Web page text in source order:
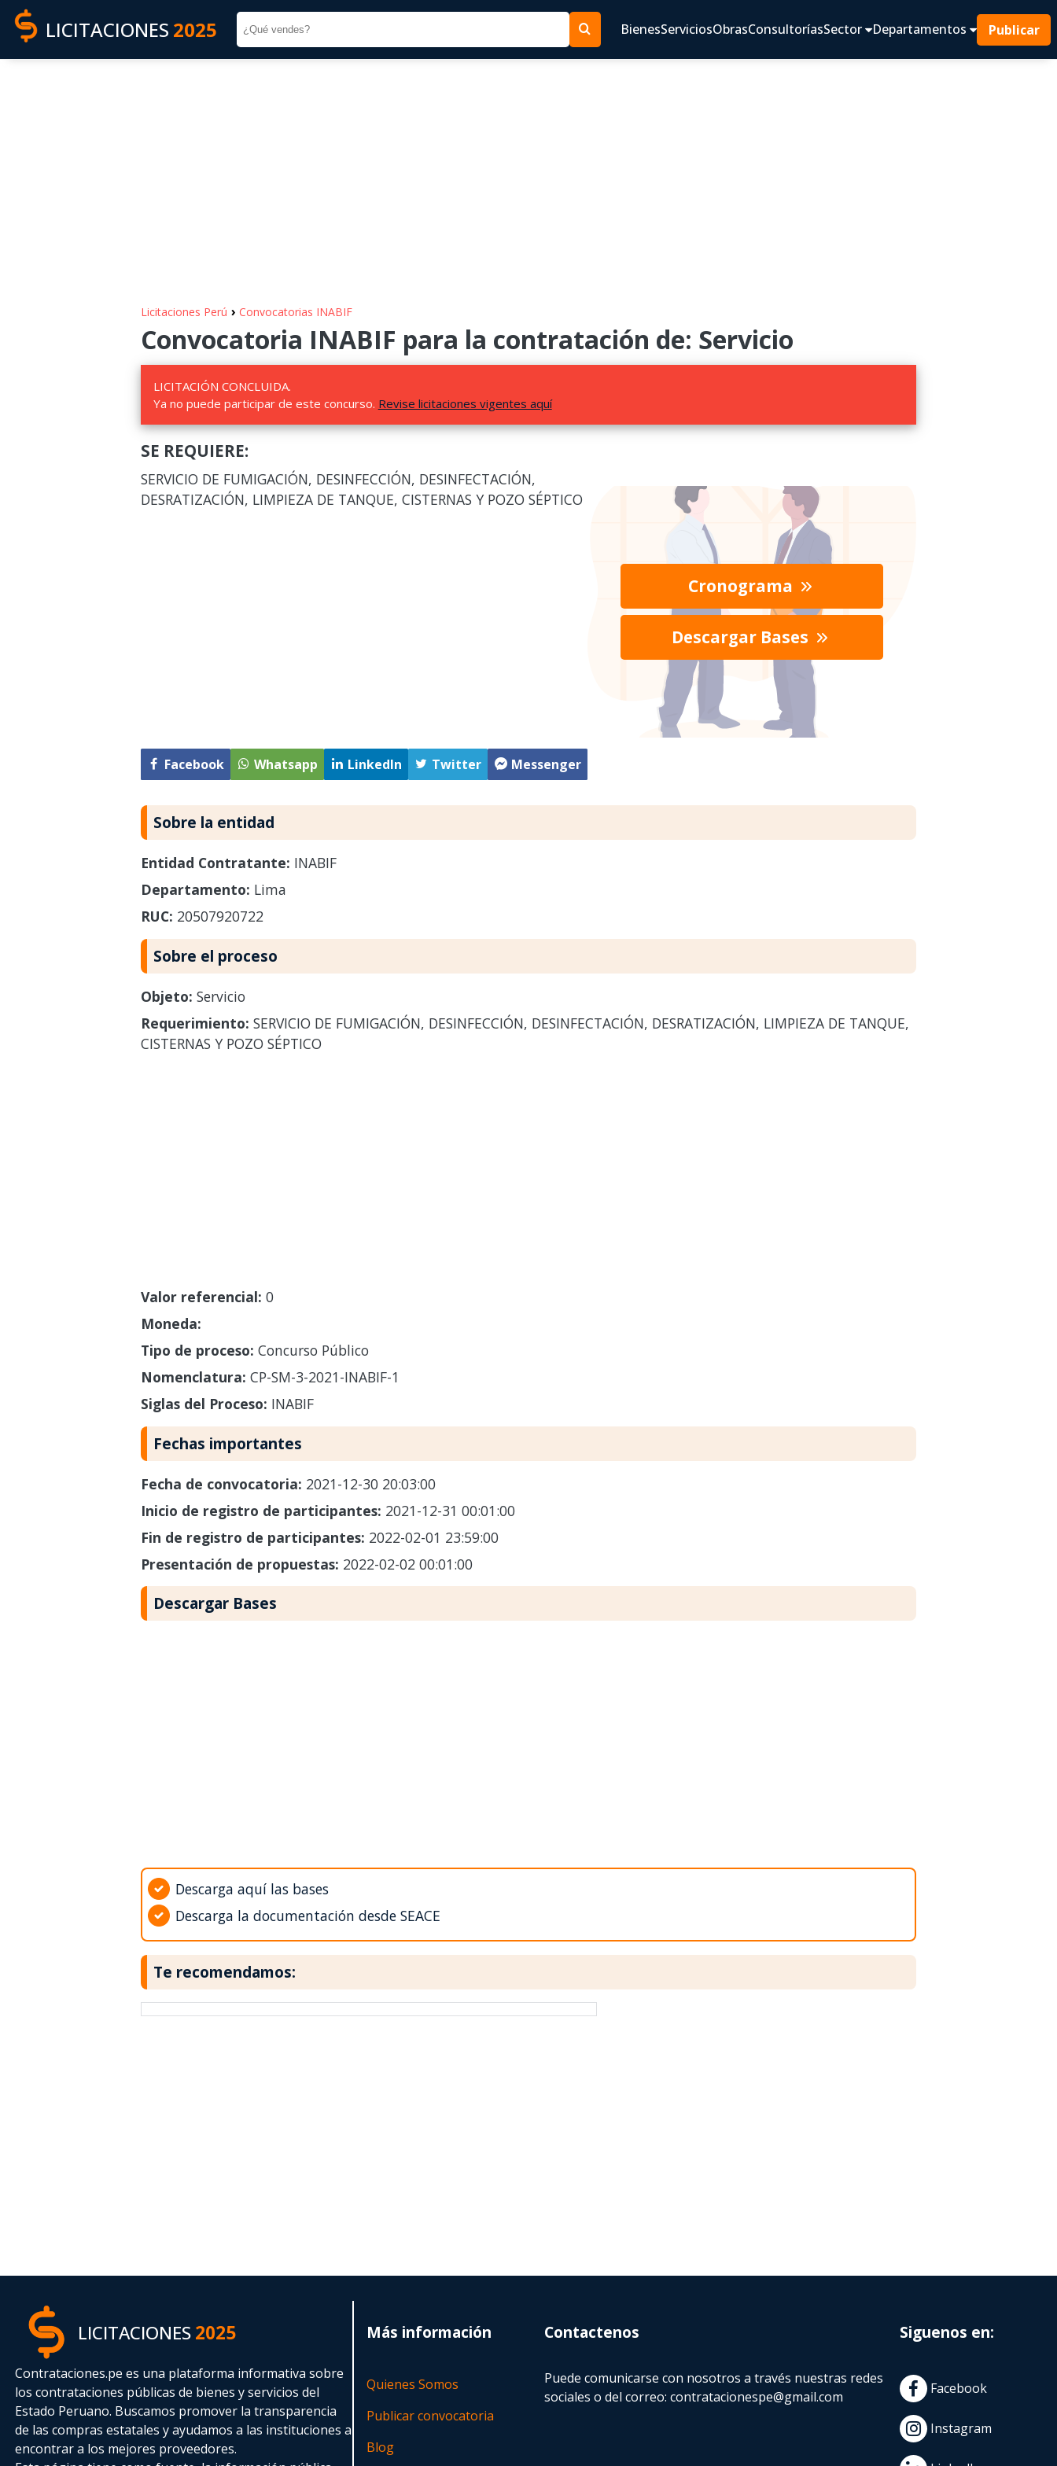
LICITACIONES 2025 BienesServiciosObrasConsultoríasSector Departamentos Publicar
Licitaciones Perú › Convocatorias INABIF
Convocatoria INABIF para la contratación de: Servicio
LICITACIÓN CONCLUIDA.
Ya no puede participar de este concurso. Revise licitaciones vigentes aquí
SE REQUIERE:
SERVICIO DE FUMIGACIÓN, DESINFECCIÓN, DESINFECTACIÓN,
DESRATIZACIÓN, LIMPIEZA DE TANQUE, CISTERNAS Y POZO SÉPTICO
Facebook Whatsapp LinkedIn Twitter Messenger
Cronograma
Descargar Bases
Sobre la entidad
Entidad Contratante: INABIF
Departamento: Lima
RUC: 20507920722
Sobre el proceso
Objeto: Servicio
Requerimiento: SERVICIO DE FUMIGACIÓN, DESINFECCIÓN, DESINFECTACIÓN, DESRATIZACIÓN, LIMPIEZA DE TANQUE,
CISTERNAS Y POZO SÉPTICO
Valor referencial: 0
Moneda:
Tipo de proceso: Concurso Público
Nomenclatura: CP-SM-3-2021-INABIF-1
Siglas del Proceso: INABIF
Fechas importantes
Fecha de convocatoria: 2021-12-30 20:03:00
Inicio de registro de participantes: 2021-12-31 00:01:00
Fin de registro de participantes: 2022-02-01 23:59:00
Presentación de propuestas: 2022-02-02 00:01:00
Descargar Bases
Descarga aquí las bases
Descarga la documentación desde SEACE
Te recomendamos:
LICITACIONES2025
Contrataciones.pe es una plataforma informativa sobre
los contrataciones públicas de bienes y servicios del
Estado Peruano. Buscamos promover la transparencia
de las compras estatalesy ayudamos a las instituciones a
encontrar a los mejores proveedores.
Más información
Quienes Somos
Publicar convocatoria
Blog
Contactenos
Puede comunicarse con nosotros a través nuestras redes
sociales o del correo:contratacionespe@gmail.com
Siguenos en:
Facebook
Instagram